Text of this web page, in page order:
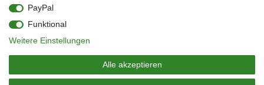
Zahlung & Versand
Vertrag widerrufen
© Copyright 2026 | Alle Rechte vorbehalten.
PayPal
Funktional
Weitere Einstellungen
Alle akzeptieren